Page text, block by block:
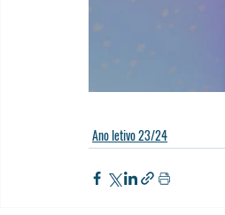
Ano letivo 23/24